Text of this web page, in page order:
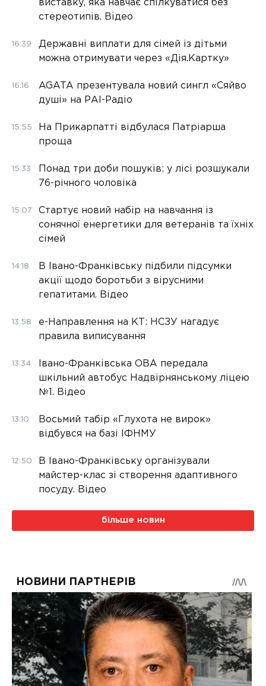
виставку, яка навчає спілкуватися без
стереотипів. Відео
16:39
Державні виплати для сімей із дітьми
можна отримувати через «Дія.Картку»
16:16
AGATA презентувала новий сингл «Сяйво
душі» на РАІ-Радіо
15:55
На Прикарпатті відбулася Патріарша
проща
15:33
Понад три доби пошуків: у лісі розшукали
76-річного чоловіка
15:07
Стартує новий набір на навчання із
сонячної енергетики для ветеранів та їхніх
сімей
14:18
В Івано-Франківську підбили підсумки
акції щодо боротьби з вірусними
гепатитами. Відео
13:58
е-Направлення на КТ: НСЗУ нагадує
правила виписування
13:34
Івано-Франківська ОВА передала
шкільний автобус Надвірнянському ліцею
№1. Відео
13:10
Восьмий табір «Глухота не вирок»
відбувся на базі ІФНМУ
12:50
В Івано-Франківську організували
майстер-клас зі створення адаптивного
посуду. Відео
більше новин